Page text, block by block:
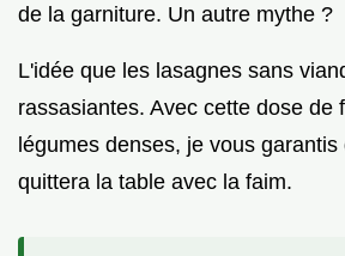
de la garniture. Un autre mythe ?
L'idée que les lasagnes sans
rassasiantes. Avec cette dose de
légumes denses, je vous
quittera la table avec la faim.